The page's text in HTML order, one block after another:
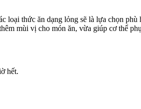
thức ăn dạng lỏng sẽ là lựa chọn
mùi vị cho món ăn, vừa giúp cơ thể
hết.